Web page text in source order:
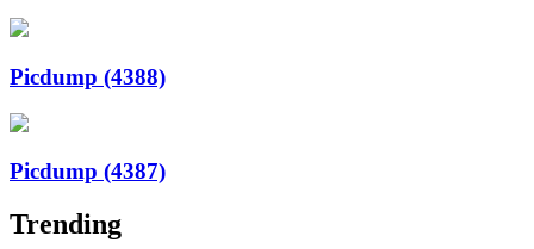
Picdump (4388)
Picdump (4387)
Trending